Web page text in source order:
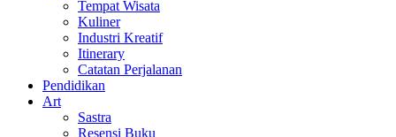
Tempat Wisata
Kuliner
Industri Kreatif
Itinerary
Catatan Perjalanan
Pendidikan
Art
Sastra
Resensi Buku